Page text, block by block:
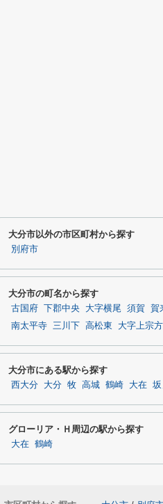
大分市以外の市区町村から探す
別府市
大分市の町名から探す
古国府 下郡中央 大字横尾 須賀 賀
南太平寺 三川下 高松東 大字上宗方
大分市にある駅から探す
西大分 大分 牧 高城 鶴崎 大在
グローリア・Ｈ周辺の駅から探す
大在 鶴崎